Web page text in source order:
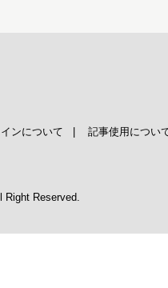
ンについて 記事使用につい
Right Reserved.